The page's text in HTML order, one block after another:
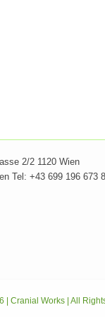
2/2 1120 Wien
Tel: +43 699 196 673
| Cranial Works | All